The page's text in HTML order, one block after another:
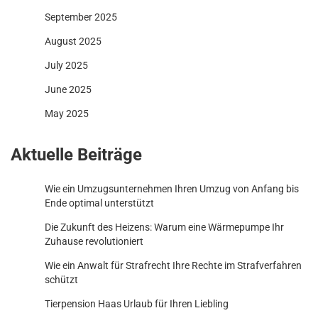
September 2025
August 2025
July 2025
June 2025
May 2025
Aktuelle Beiträge
Wie ein Umzugsunternehmen Ihren Umzug von Anfang bis
Ende optimal unterstützt
Die Zukunft des Heizens: Warum eine Wärmepumpe Ihr
Zuhause revolutioniert
Wie ein Anwalt für Strafrecht Ihre Rechte im Strafverfahren
schützt
Tierpension Haas Urlaub für Ihren Liebling